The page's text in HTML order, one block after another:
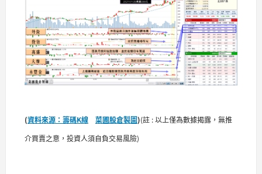
(資料來源：籌碼K線 菜圃股倉製圖)(註 : 以上僅為數據揭露，無推
介買賣之意，投資人須自負交易風險)